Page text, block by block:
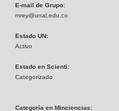
E-mail de Grupo:
mrey@unal.edu.co
Estado UN:
Activo
Estado en Scienti:
Categorizado
Categoría en Minciencias: